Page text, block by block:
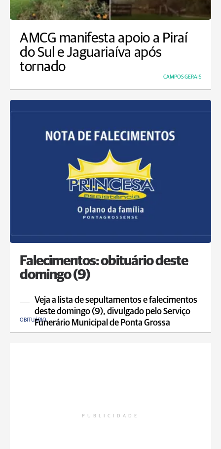
AMCG manifesta apoio a Piraí
do Sul e Jaguariaíva após
tornado
CAMPOS GERAIS
Falecimentos: obituário deste
domingo (9)
Veja a lista de sepultamentos e falecimentos
deste domingo (9), divulgado pelo Serviço
Funerário Municipal de Ponta Grossa
OBITUÁRIO
PUBLICIDADE